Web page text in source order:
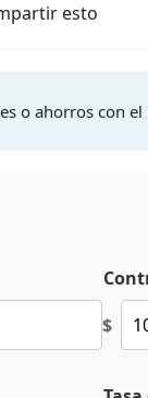
esto
o ahorros con
$